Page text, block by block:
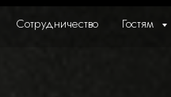
Сотрудничество Гостям